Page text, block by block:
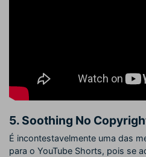
5. Soothing No
É incontestavelmente uma das
para o YouTube Shorts, pois se